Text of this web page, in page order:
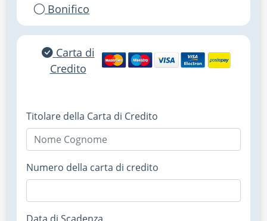
Bonifico
Carta di
Credito
Titolare della Carta di Credito
Numero della carta di credito